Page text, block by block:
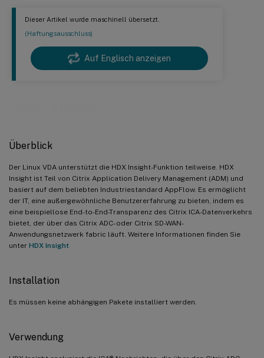
Dieser Artikel wurde maschinell übersetzt.
(Haftungsausschluss)
Auf Englisch anzeigen
Überblick
Der Linux VDA unterstützt die HDX Insight-Funktion teilweise. HDX
Insight ist Teil von Citrix Application Delivery Management (ADM) und
basiert auf dem beliebten Industriestandard AppFlow. Es ermöglicht
der IT, eine außergewöhnliche Benutzererfahrung zu bieten, indem es
eine beispiellose End-to-End-Transparenz des Citrix ICA-Datenverkehrs
bietet, der über das Citrix ADC- oder Citrix SD-WAN-
Anwendungsnetzwerk fabric läuft. Weitere Informationen finden Sie
unter HDX Insight
Installation
Es müssen keine abhängigen Pakete installiert werden.
Verwendung